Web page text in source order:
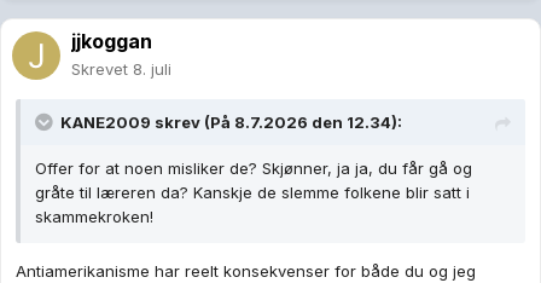
jjkoggan
Skrevet 8. juli
KANE2009 skrev (På 8.7.2026 den 12.34):
Offer for at noen misliker de? Skjønner, ja ja, du får gå og
gråte til læreren da? Kanskje de slemme folkene blir satt i
skammekroken!
Antiamerikanisme har reelt konsekvenser for både du og jeg